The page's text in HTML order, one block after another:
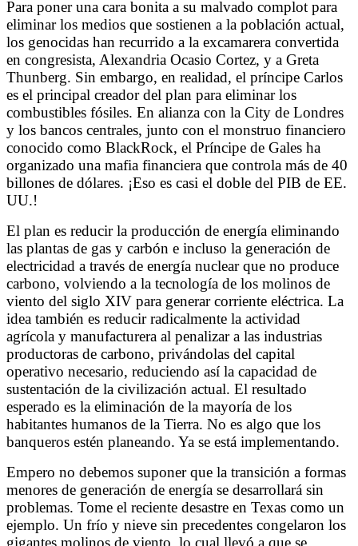
Para poner una cara bonita a su malvado complot para
eliminar los medios que sostienen a la población actual,
los genocidas han recurrido a la excamarera convertida
en congresista, Alexandria Ocasio Cortez, y a Greta
Thunberg. Sin embargo, en realidad, el príncipe Carlos
es el principal creador del plan para eliminar los
combustibles fósiles. En alianza con la City de Londres
y los bancos centrales, junto con el monstruo financiero
conocido como BlackRock, el Príncipe de Gales ha
organizado una mafia financiera que controla más de 40
billones de dólares. ¡Eso es casi el doble del PIB de EE.
UU.!
El plan es reducir la producción de energía eliminando
las plantas de gas y carbón e incluso la generación de
electricidad a través de energía nuclear que no produce
carbono, volviendo a la tecnología de los molinos de
viento del siglo XIV para generar corriente eléctrica. La
idea también es reducir radicalmente la actividad
agrícola y manufacturera al penalizar a las industrias
productoras de carbono, privándolas del capital
operativo necesario, reduciendo así la capacidad de
sustentación de la civilización actual. El resultado
esperado es la eliminación de la mayoría de los
habitantes humanos de la Tierra. No es algo que los
banqueros estén planeando. Ya se está implementando.
Empero no debemos suponer que la transición a formas
menores de generación de energía se desarrollará sin
problemas. Tome el reciente desastre en Texas como un
ejemplo. Un frío y nieve sin precedentes congelaron los
gigantes molinos de viento, lo cual llevó a que se